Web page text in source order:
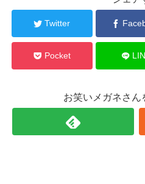
Twitter
Pocket
お笑いメガネさん